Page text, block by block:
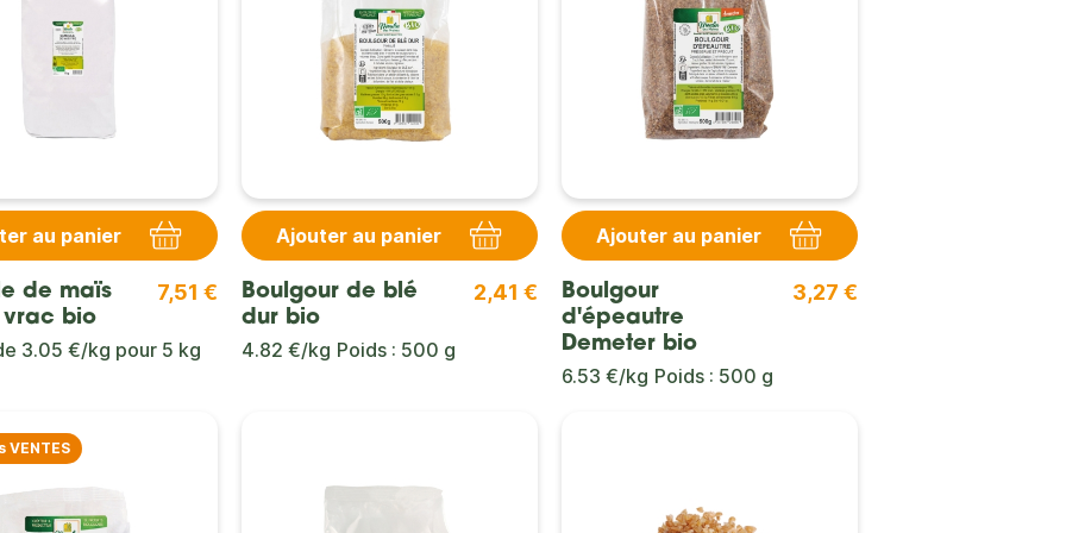
au panier
de maïs
vrac bio
7,51 €
3.05 €/kg pour 5 kg
Ajouter au panier
Boulgour de blé
dur bio
2,41 €
4.82 €/kg Poids : 500 g
Ajouter au panier
Boulgour
d'épeautre
Demeter bio
3,27 €
6.53 €/kg Poids : 500 g
VENTES